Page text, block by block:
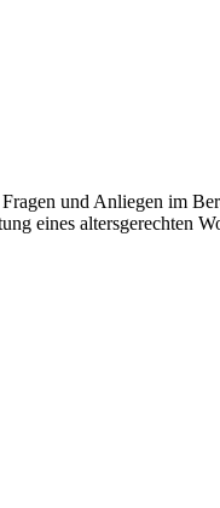
und Anliegen im
eines altersgerechten